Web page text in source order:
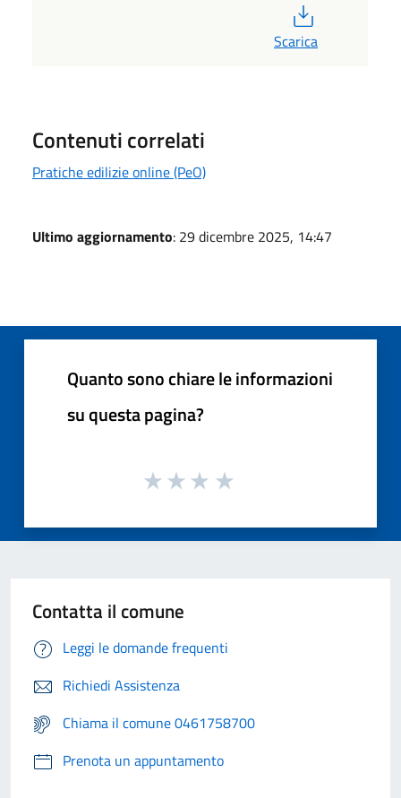
Scarica
Contenuti correlati
Pratiche edilizie online (PeO)
Ultimo aggiornamento: 29 dicembre 2025, 14:47
Quanto sono chiare le informazioni
su questa pagina?
Contatta il comune
Leggi le domande frequenti
Richiedi Assistenza
Chiama il comune 0461758700
Prenota un appuntamento